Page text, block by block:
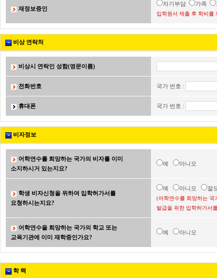
재정보증인
자기부담 가족
입학원서 제출 후 학비를
비상 연락처
비상시 연락인 성함(영문이름)
전화번호 국가 번호 :
휴대폰 국가 번호 :
비자정보
어학연수를 희망하는 국가의 비자를 이미
소지하시거 있는지요?
예 아니오
학생 비자신청을 위하여 입학허가서를
요청하시는지요?
예 아니오 잘
(어학연수를 희망하는 국
발급을 위한 입학허가서
어학연수을 희망하는 국가의 학교 또는
교육기관에 이미 재학중인가요?
예 아니오
학 력